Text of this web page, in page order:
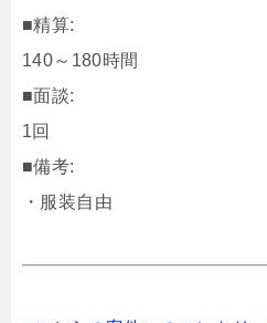
■精算:
140～180時間
■面談:
1回
■備考:
・服装自由